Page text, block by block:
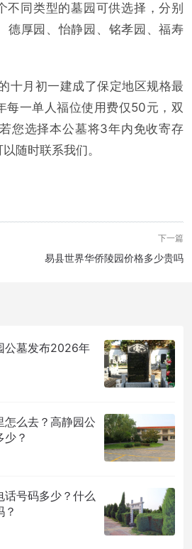
不同类型的墓园可供选择，分别
德厚园、怡静园、铭孝园、福寿
十月初一建成了保定地区规格最
每一单人福位使用费仅50元，双
您选择本公墓将3年内免收寄存
随时联系我们。
下一篇
易县世界华侨陵园价格多少贵吗
公墓发布2026年
怎么去？高静园公
？
话号码多少？什么